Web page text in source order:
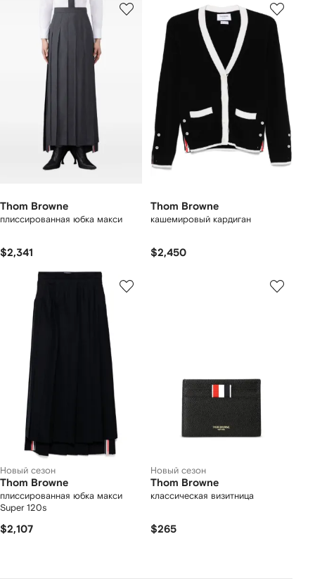
Thom Browne
плиссированная юбка макси
$2,341
Thom Browne
кашемировый кардиган
$2,450
Новый сезон
Thom Browne
плиссированная юбка макси
Super 120s
$2,107
Новый сезон
Thom Browne
классическая визитница
$265